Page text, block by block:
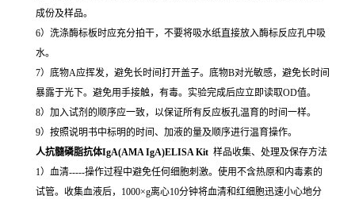
成份及样品。
6）洗涤酶标板时应充分拍干，不要将吸水纸直接放入酶标反应孔中吸
水。
7）底物A应挥发，避免长时间打开盖子。底物B对光敏感，避免长时间
暴露于光下。避免用手接触，有毒。实验完成后应立即读取OD值。
8）加入试剂的顺序应一致，以保证所有反应板孔温育的时间一样。
9）按照说明书中标明的时间、加液的量及顺序进行温育操作。
人抗髓磷脂抗体IgA(AMA IgA)ELISA Kit 样品收集、处理及保存方法
1）血清-----操作过程中避免任何细胞刺激。使用不含热原和内毒素的
试管。收集血液后，1000×g离心10分钟将血清和红细胞迅速小心地分